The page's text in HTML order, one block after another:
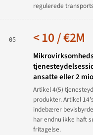
regulerede
05 < 10 / €2M
ansatte eller 2
Artikel 4(5)
produkter. Artikel
indebærer
har endnu ikke haft
fritagelse.